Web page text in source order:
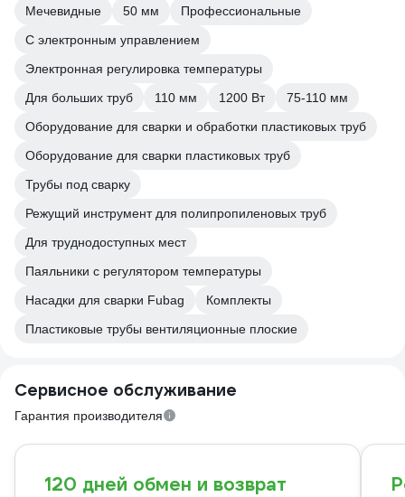
Мечевидные
50 мм
Профессиональные
С электронным управлением
Электронная регулировка температуры
Для больших труб
110 мм 1200 Вт
75-110 мм
Оборудование для сварки и обработки пластиковых труб
Оборудование для сварки пластиковых труб
Трубы под сварку
Режущий инструмент для полипропиленовых труб
Для труднодоступных мест
Паяльники с регулятором температуры
Насадки для сварки Fubag
Комплекты
Пластиковые трубы вентиляционные плоские
Сервисное обслуживание
Гарантия производителя
120 дней обмен и возврат